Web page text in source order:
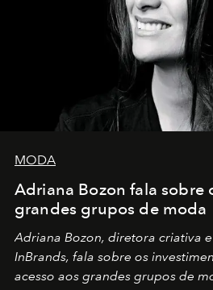
MODA
Adriana Bozon fala sobre
grandes grupos de moda
Adriana Bozon, diretora criativa
InBrands, fala sobre os
acesso aos grandes grupos de